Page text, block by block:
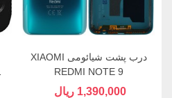
درب پشت شیائومی XIAOMI
REDMI NOTE 9
1,390,000 ریال